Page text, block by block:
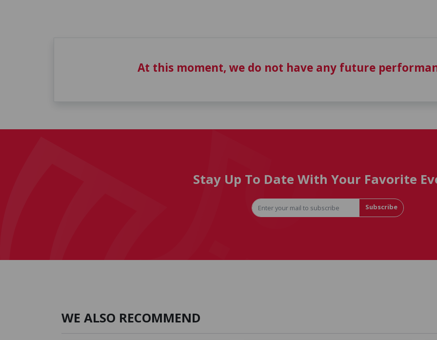
At this moment, we do not have any future
Stay Up To Date With Your Favorite
Subscribe
WE ALSO RECOMMEND